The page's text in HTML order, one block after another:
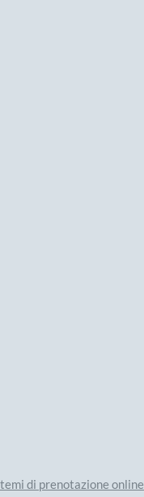
di prenotazione online